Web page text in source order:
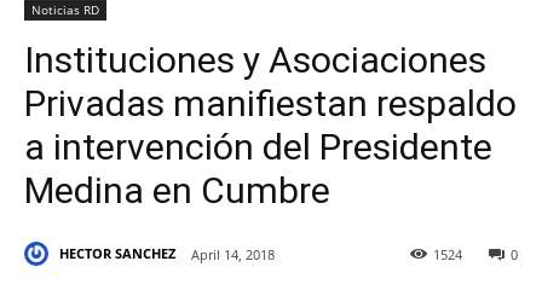
Noticias RD
Instituciones y Asociaciones
Privadas manifiestan respaldo
a intervención del Presidente
Medina en Cumbre
HECTOR SANCHEZ April 14, 2018 0
1524